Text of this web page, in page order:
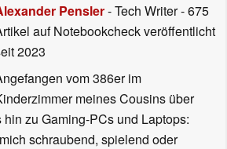
Pensler- Tech Writer- 675
auf Notebookcheck veröffentlicht
2023
vom 386er im
meines Cousins über
zu Gaming-PCs und Laptops:
schraubend, spielend oder